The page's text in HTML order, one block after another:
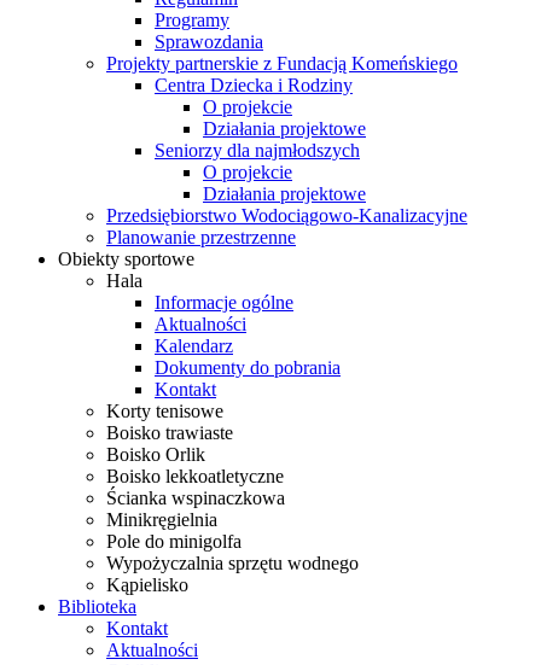
Programy
Sprawozdania
Projekty partnerskie z Fundacją Komeńskiego
Centra Dziecka i Rodziny
O projekcie
Działania projektowe
Seniorzy dla najmłodszych
O projekcie
Działania projektowe
Przedsiębiorstwo Wodociągowo-Kanalizacyjne
Planowanie przestrzenne
Obiekty sportowe
Hala
Informacje ogólne
Aktualności
Kalendarz
Dokumenty do pobrania
Kontakt
Korty tenisowe
Boisko trawiaste
Boisko Orlik
Boisko lekkoatletyczne
Ścianka wspinaczkowa
Minikręgielnia
Pole do minigolfa
Wypożyczalnia sprzętu wodnego
Kąpielisko
Biblioteka
Kontakt
Aktualności